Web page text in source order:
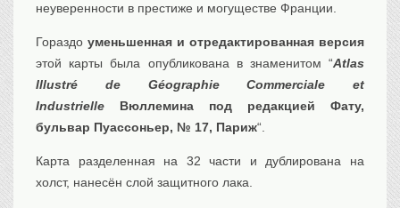
неуверенности в престиже и могуществе Франции.
Гораздо уменьшенная и отредактированная версия
этой карты была опубликована в знаменитом “Atlas
Illustré de Géographie Commerciale et
Industrielle Вюллемина под редакцией Фату,
бульвар Пуассоньер, № 17, Париж“.
Карта разделенная на 32 части и дублирована на
холст, нанесён слой защитного лака.